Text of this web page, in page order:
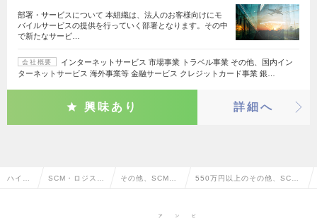
部署・サービスについて 本組織は、法人のお客様向けにモ
バイルサービスの提供を行っていく部署となります。その中
で新たなサービ…
会社概要
インターネットサービス 市場事業 トラベル事業 その他、国内イン
ターネットサービス 海外事業等 金融サービス クレジットカード事業 銀…
興味あり 詳細へ
ハイク SCM・ロジステ その他、SCM・ 550万円以上のその他、SC